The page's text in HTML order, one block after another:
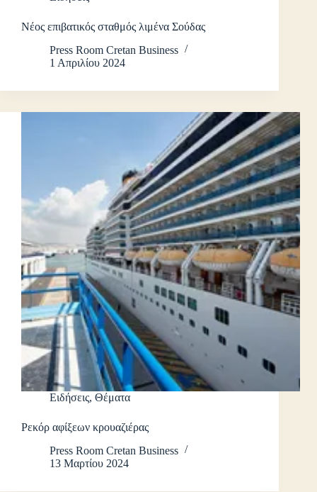
Νέος επιβατικός σταθμός λιμένα Σούδας
Press Room Cretan Business
1 Απριλίου 2024
Ειδήσεις, Θέματα
Ρεκόρ αφίξεων κρουαζιέρας
Press Room Cretan Business
13 Μαρτίου 2024